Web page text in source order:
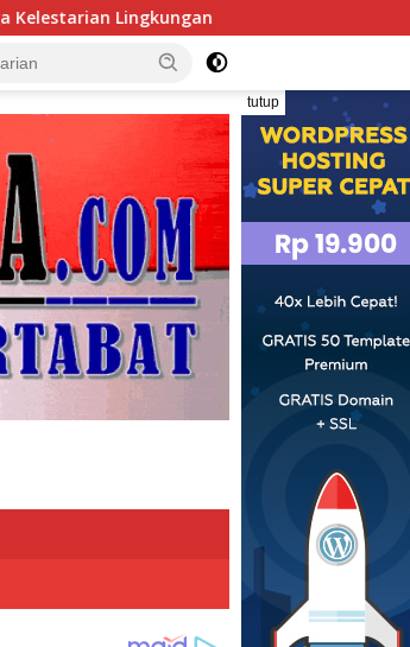
H. Muhammad Faizal : Pembinaan Politik
tutup